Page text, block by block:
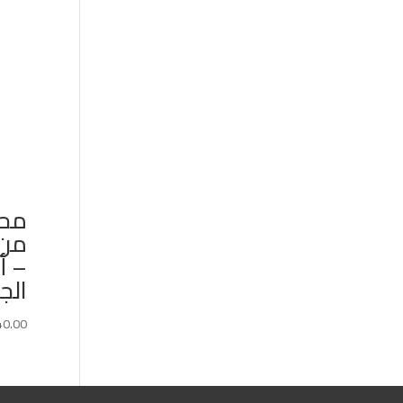
–